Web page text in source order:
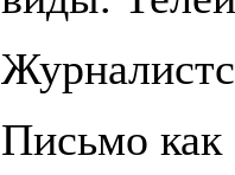
Письмо